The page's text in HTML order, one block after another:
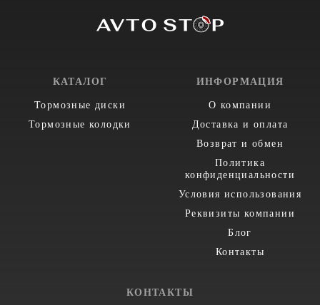
КАТАЛОГ
Тормозные диски
Тормозные колодки
ИНФОРМАЦИЯ
О компании
Доставка и оплата
Возврат и обмен
Политика
конфиденциальности
Условия использования
Реквизиты компании
Блог
Контакты
КОНТАКТЫ